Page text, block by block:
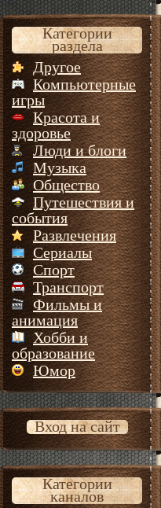
Категории
раздела
Другое
Компьютерные
игры
Красота и
здоровье
Люди и блоги
Музыка
Общество
Путешествия и
события
Развлечения
Сериалы
Спорт
Транспорт
Фильмы и
анимация
Хобби и
образование
Юмор
Вход на сайт
Категории
каналов